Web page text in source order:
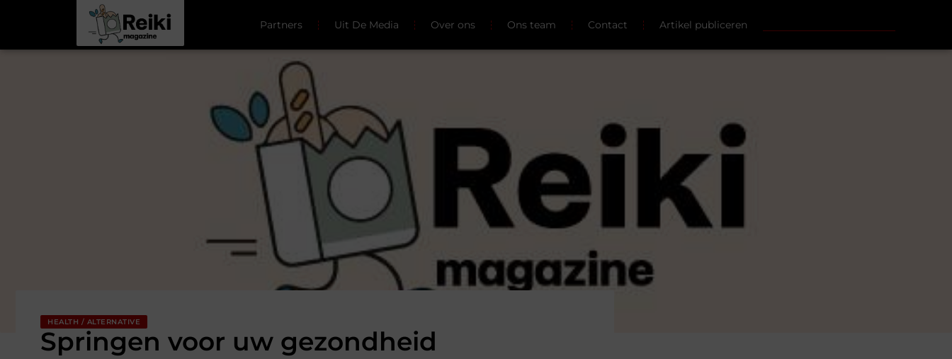
Partners Uit De Media Over ons Ons team Contact Artikel publiceren
HEALTH / ALTERNATIVE
Springen voor uw gezondheid